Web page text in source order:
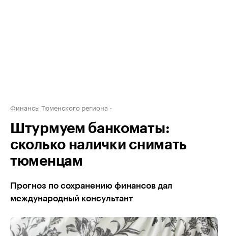
Финансы Тюменского региона
Штурмуем банкоматы:
сколько налички снимать
тюменцам
Прогноз по сохранению финансов дал
международный консультант